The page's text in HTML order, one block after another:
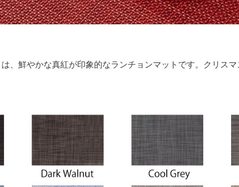
、鮮やかな真紅が印象的なランチョンマットです。クリス